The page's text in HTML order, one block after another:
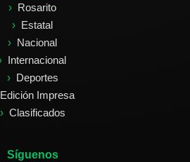
Rosarito
Estatal
Nacional
Internacional
Deportes
Edición Impresa
Clasificados
Síguenos